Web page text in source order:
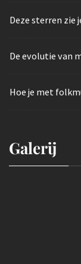
Deze sterren zie
De evolutie van
Hoe je met
Galerij